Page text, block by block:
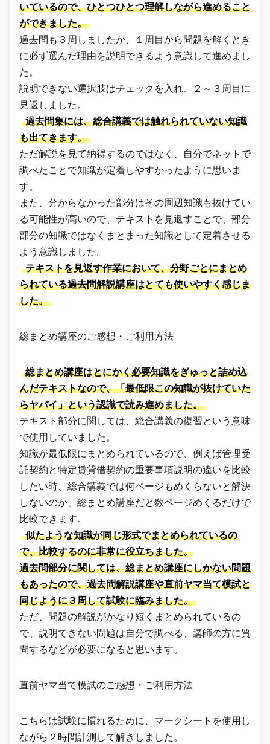
いているので、ひとつひとつ理解しながら進めること
ができました。
過去問も３周しましたが、１周目から問題を解くとき
に必ず選んだ理由を説明できるよう意識して進めまし
た。
説明できない選択肢はチェックを入れ、２～３周目に
見返しました。
過去問集には、総合講義では触れられていない知識
も出てきます。
ただ解説を見て納得するのではなく、自分でネットで
調べたことで知識が定着しやすかったように思いま
す。
また、分からなかった部分はその周辺知識も抜けてい
る可能性が高いので、テキストを見返すことで、部分
部分の知識ではなくまとまった知識として定着させる
よう意識しました。
テキストを見返す作業において、分野ごとにまとめ
られている過去問解説講座はとても使いやすく感じま
した。
総まとめ講座のご感想・ご利用方法
総まとめ講座はとにかく必要知識をぎゅっと詰め込
んだテキストなので、「最低限この知識が抜けていた
らヤバイ」という認識で読み進めました。
テキスト部分に関しては、総合講義の復習という意味
で使用していました。
知識が最低限にまとめられているので、例えば管理受
託契約と特定賃貸借契約の重要事項説明の違いを比較
したい時、総合講義では何ページもめくらないと解決
しないのが、総まとめ講座だと数ページめくるだけで
比較できます。
似たような知識が同じ形式でまとめられているの
で、比較するのに非常に役立ちました。
過去問部分に関しては、総まとめ講座にしかない問題
もあったので、過去問解説講座や直前ヤマ当て模試と
同じように３周して試験に臨みました。
ただ、問題の解説がかなり短くまとめられているの
で、説明できない問題は自分で調べる、講師の方に質
問するなどが必要になると思います。
直前ヤマ当て模試のご感想・ご利用方法
こちらは試験に慣れるために、マークシートを使用し
ながら２時間計測して解きしました。